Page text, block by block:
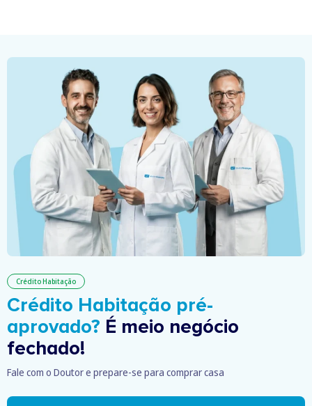
Crédito Habitação
Crédito Habitação pré-
aprovado? É meio negócio
fechado!
Fale com o Doutor e prepare-se para comprar casa